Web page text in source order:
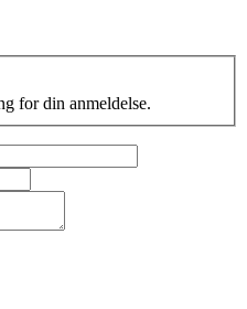
for din anmeldelse.